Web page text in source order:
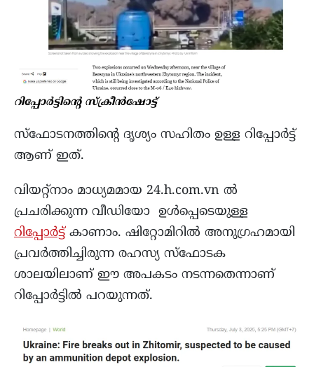
റിപ്പോര്‍ട്ടിന്റെ സ്ക്രീന്‍ഷോട്ട്
സ്ഫോടനത്തിൻ്റെ ദൃശ്യം സഹിതം ഉള്ള റിപ്പോർട്ട്
ആണ് ഇത്.
വിയറ്റ്നാം മാധ്യമമായ 24.h.com.vn ൽ
പ്രചരിക്കുന്ന വീഡിയോ ഉൾപ്പെടെയുള്ള
റിപ്പോർട്ട്കാണാം. ഷിറ്റോമിറിൽ അനുഗ്രഹമായി
പ്രവർത്തിച്ചിരുന്ന രഹസ്യ സ്ഫോടക
ശാലയിലാണ് ഈ അപകടം നടന്നതെന്നാണ്
റിപ്പോർട്ടിൽ പറയുന്നത്.